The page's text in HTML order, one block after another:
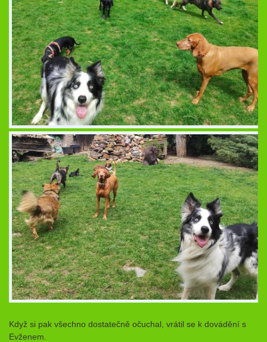
Když si pak všechno dostatečně očuchal, vrátil se k dovádění s
Evženem.